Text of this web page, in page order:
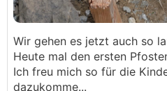
Wir gehen es jetzt auch so
Heute mal den ersten
Ich freu mich so für die
dazukomme...